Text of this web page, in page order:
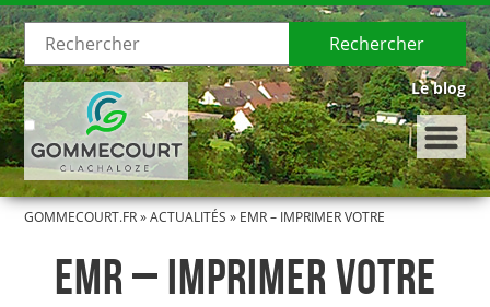
Rechercher
LE VILLAGE
Présentation de Gommecourt
Le blog
GOMMECOURT.FR»ACTUALITÉS » EMR – IMPRIMER VOTRE
CALENDRIER 2018
EMR – IMPRIMER VOTRE